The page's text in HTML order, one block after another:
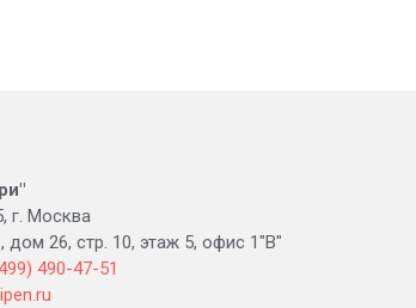
г. Москва
дом 26, стр. 10, этаж 5, офис 1"В"
490-47-51